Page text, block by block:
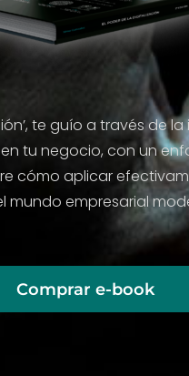
te guío a través de
tu negocio, con un
cómo aplicar
mundo empresarial
Comprar e-book